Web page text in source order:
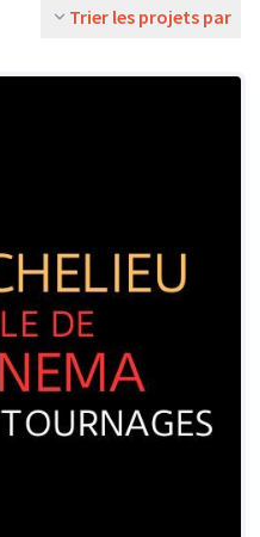
Trier les projets par